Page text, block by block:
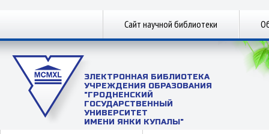
Сайт научной библиотеки
ЭЛЕКТРОННАЯ БИБЛИОТЕКА
УЧРЕЖДЕНИЯ ОБРАЗОВАНИЯ
"ГРОДНЕНСКИЙ
ГОСУДАРСТВЕННЫЙ
УНИВЕРСИТЕТ
ИМЕНИ ЯНКИ КУПАЛЫ"